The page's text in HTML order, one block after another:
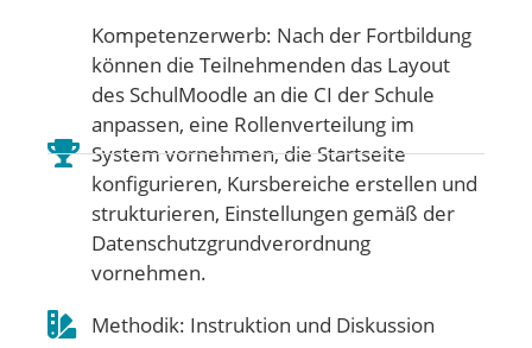
Kompetenzerwerb: Nach der Fortbildung
können die Teilnehmenden das Layout
des SchulMoodle an die CI der Schule
anpassen, eine Rollenverteilung im
System vornehmen, die Startseite
konfigurieren, Kursbereiche erstellen und
strukturieren, Einstellungen gemäß der
Datenschutzgrundverordnung
vornehmen.
Methodik: Instruktion und Diskussion